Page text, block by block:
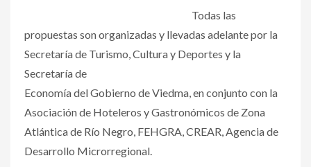
Todas las
propuestas son organizadas y llevadas adelante por la
Secretaría de Turismo, Cultura y Deportes y la
Secretaría de
Economía del Gobierno de Viedma, en conjunto con la
Asociación de Hoteleros y Gastronómicos de Zona
Atlántica de Río Negro, FEHGRA, CREAR, Agencia de
Desarrollo Microrregional.